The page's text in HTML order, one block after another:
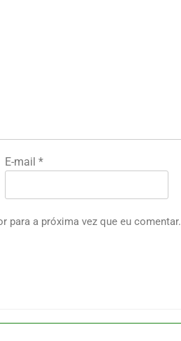
E-mail *
para a próxima vez que eu comentar.